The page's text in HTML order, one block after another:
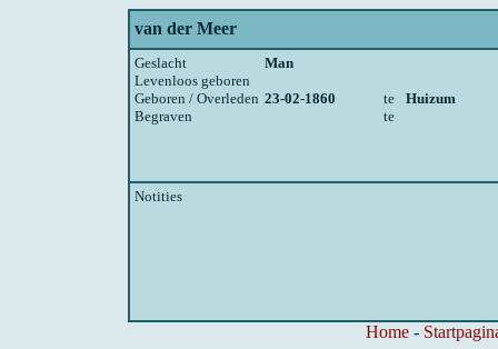
van der Meer
Geslacht
Man
Levenloos geboren
Geboren / Overleden 23-02-1860 te
Huizum
Begraven
te
Notities
Home-